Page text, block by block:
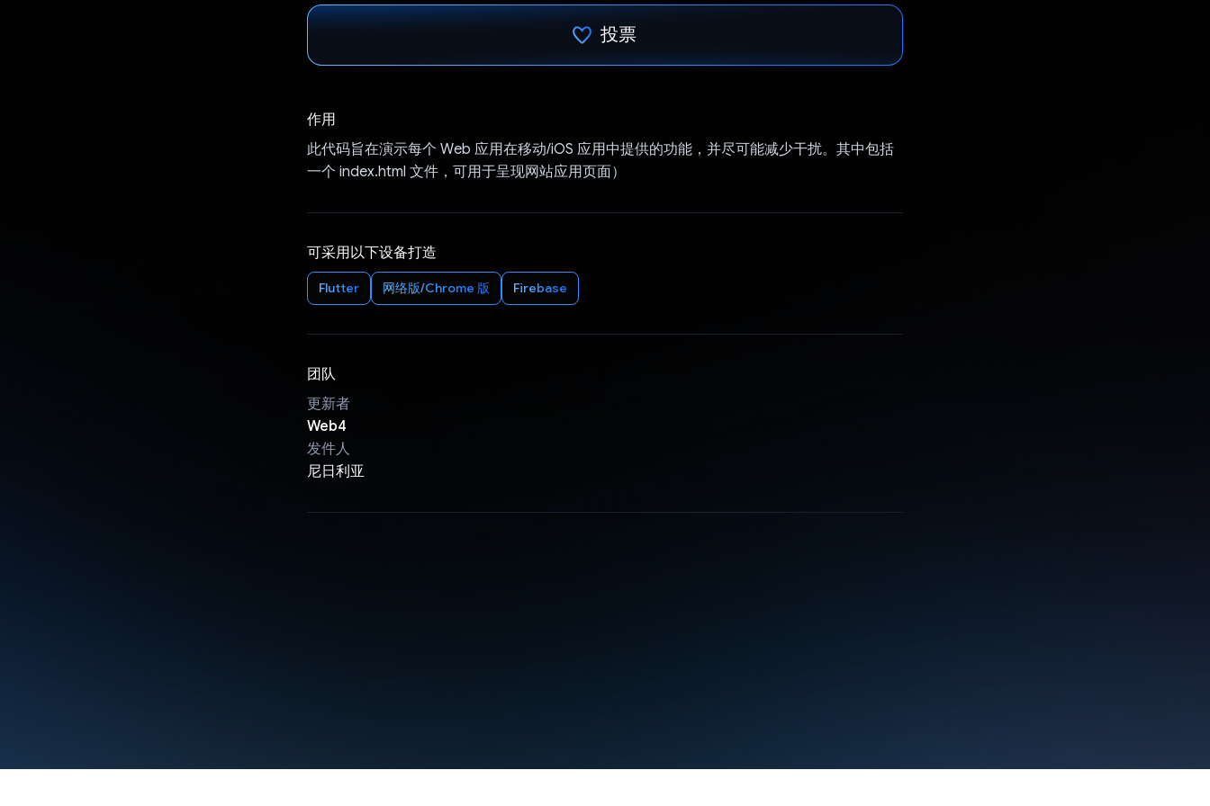
投票
作用
此代码旨在演示每个 Web 应用在移动/iOS 应用中提供的功能，并尽可能减少干扰。其中包括
一个 index.html 文件，可用于呈现网站应用页面）
可采用以下设备打造
Flutter 网络版/Chrome 版 Firebase
团队
更新者
Web4
发件人
尼日利亚